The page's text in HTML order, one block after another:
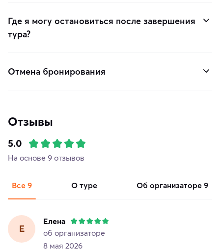
Где я могу остановиться после завершения
тура?
Отмена бронирования
Отзывы
5.0
На основе 9 отзывов
Все 9 о туре об организаторе 9
Е
Елена
об организаторе
8 мая 2026